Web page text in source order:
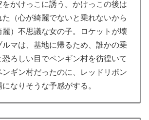
をかけっこに誘う。かけっこの後は
（心が綺麗でないと乗れないから
麗）不思議な女の子。ロケットが壊
ルマは、基地に帰るため、誰かの乗
恐ろしい目でペンギン村を彷徨いて
ンギン村だったのに、レッドリボン
なりそうな予感がする。